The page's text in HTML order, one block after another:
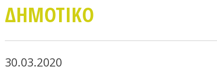
ΔΗΜΟΤΙΚΟ
30.03.2020